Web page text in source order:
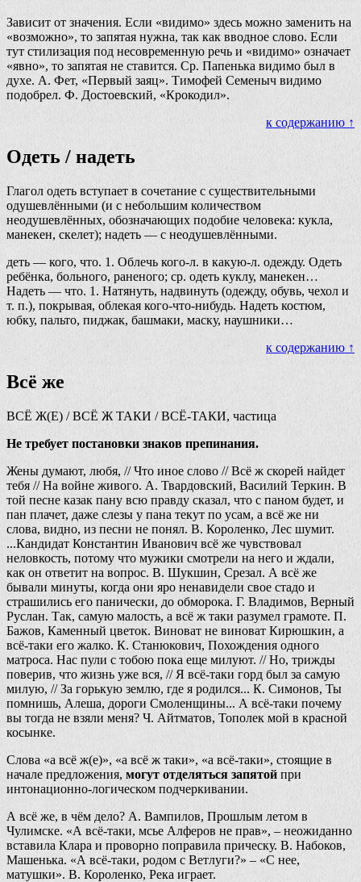
Зависит от значения. Если «видимо» здесь можно заменить на
«возможно», то запятая нужна, так как вводное слово. Если
тут стилизация под несовременную речь и «видимо» означает
«явно», то запятая не ставится. Ср. Папенька видимо был в
духе. А. Фет, «Первый заяц». Тимофей Семеныч видимо
подобрел. Ф. Достоевский, «Крокодил».
к содержанию ↑
Одеть / надеть
Глагол одеть вступает в сочетание с существительными
одушевлёнными (и с небольшим количеством
неодушевлённых, обозначающих подобие человека: кукла,
манекен, скелет); надеть — с неодушевлёнными.
деть — кого, что. 1. Облечь кого-л. в какую-л. одежду. Одеть
ребёнка, больного, раненого; ср. одеть куклу, манекен…
Надеть — что. 1. Натянуть, надвинуть (одежду, обувь, чехол и
т. п.), покрывая, облекая кого-что-нибудь. Надеть костюм,
юбку, пальто, пиджак, башмаки, маску, наушники…
к содержанию ↑
Всё же
ВСЁ Ж(Е) / ВСЁ Ж ТАКИ / ВСЁ-ТАКИ, частица
Не требует постановки знаков препинания.
Жены думают, любя, // Что иное слово // Всё ж скорей найдет
тебя // На войне живого. А. Твардовский, Василий Теркин. В
той песне казак пану всю правду сказал, что с паном будет, и
пан плачет, даже слезы у пана текут по усам, а всё же ни
слова, видно, из песни не понял. В. Короленко, Лес шумит.
...Кандидат Константин Иванович всё же чувствовал
неловкость, потому что мужики смотрели на него и ждали,
как он ответит на вопрос. В. Шукшин, Срезал. А всё же
бывали минуты, когда они яро ненавидели свое стадо и
страшились его панически, до обморока. Г. Владимов, Верный
Руслан. Так, самую малость, а всё ж таки разумел грамоте. П.
Бажов, Каменный цветок. Виноват не виноват Кирюшкин, а
всё-таки его жалко. К. Станюкович, Похождения одного
матроса. Нас пули с тобою пока еще милуют. // Но, трижды
поверив, что жизнь уже вся, // Я всё-таки горд был за самую
милую, // За горькую землю, где я родился... К. Симонов, Ты
помнишь, Алеша, дороги Смоленщины... А всё-таки почему
вы тогда не взяли меня? Ч. Айтматов, Тополек мой в красной
косынке.
Слова «а всё ж(е)», «а всё ж таки», «а всё-таки», стоящие в
начале предложения, могут отделяться запятой при
интонационно-логическом подчеркивании.
А всё же, в чём дело? А. Вампилов, Прошлым летом в
Чулимске. «А всё-таки, мсье Алферов не прав», – неожиданно
вставила Клара и проворно поправила прическу. В. Набоков,
Машенька. «А всё-таки, родом с Ветлуги?» – «С нее,
матушки». В. Короленко, Река играет.